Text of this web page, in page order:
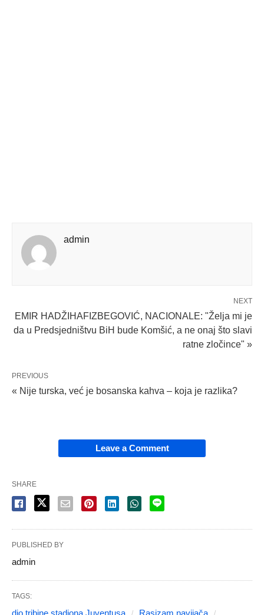
admin
NEXT
EMIR HADŽIHAFIZBEGOVIĆ, NACIONALE: "Želja mi je
da u Predsjedništvu BiH bude Komšić, a ne onaj što slavi
ratne zločince" »
PREVIOUS
« Nije turska, već je bosanska kahva – koja je razlika?
Leave a Comment
SHARE
PUBLISHED BY
admin
TAGS: